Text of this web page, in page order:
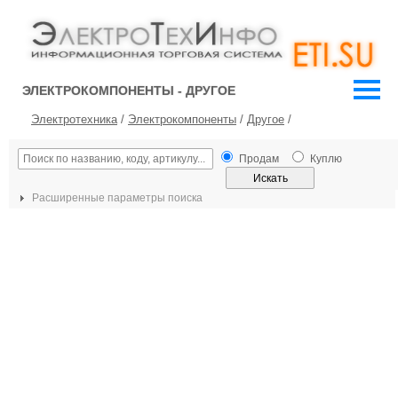
ЭЛЕКТРОКОМПОНЕНТЫ - ДРУГОЕ
Электротехника/ Электрокомпоненты / Другое /
Продам Куплю
Расширенные параметры поиска